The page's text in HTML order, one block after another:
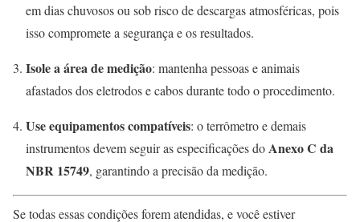
em dias chuvosos ou sob risco de descargas atmosféricas, pois
isso compromete a segurança e os resultados.
Isole a área de medição: mantenha pessoas e animais
afastados dos eletrodos e cabos durante todo o procedimento.
Use equipamentos compatíveis: o terrômetro e demais
instrumentos devem seguir as especificações doAnexo C da
NBR 15749, garantindo a precisão da medição.
Se todas essas condições forem atendidas, e você estiver